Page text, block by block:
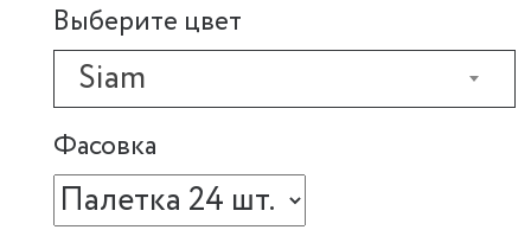
Выберите цвет
Siam
Фасовка